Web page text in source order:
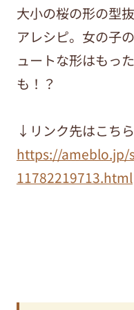
大小の桜の形の型
アレシピ。女の子
ュートな形はもっ
も！？
↓リンク先はこちら
https://ameblo.jp/
11782219713.html